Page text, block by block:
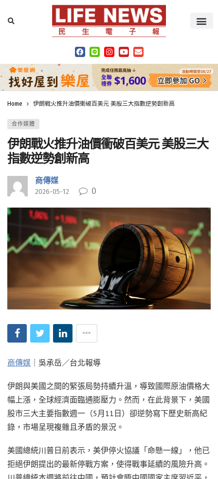
Home 伊朗戰火推升油價衝破百美元 美股三大指數逆勢創新高
合作媒體
伊朗戰火推升油價衝破百美元 美股三大
指數逆勢創新高
商傳媒
2026-05-12 0
商傳媒 ｜吳承岳／台北報導
伊朗與美國之間的緊張局勢持續升溫，導致國際原油價格大
幅上漲，全球經濟面臨通膨壓力。然而，在此背景下，美國
股市三大主要指數週一（5月11日）卻逆勢寫下歷史新高紀
錄，市場呈現複雜且矛盾的景況。
美國總統川普日前表示，美伊停火協議「命懸一線」，他已
拒絕伊朗提出的最新停戰方案，使得戰事延續的風險升高。